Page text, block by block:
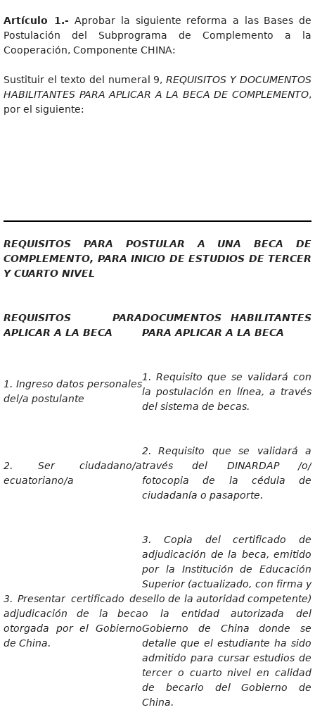
Artícul o 1.-Aprobar la siguiente reforma a las Bases de
Postulación del Subprograma de Complemento a la
Cooperación, Componente CHINA:
Sustituir el texto del numeral 9,REQUISITOS Y DOCUMENTOS
HABILITANTES PARA APLICAR A LA BECA DE COMPLEMENTO,
por el siguiente:
REQUISITOS PARA POSTULAR A UNA BECA DE
COMPLEMENTO, PARA INICIO DE ESTUDIOS DE TERCER
Y CUARTO NIVEL
REQUISITOS PARA
APLICAR A LA BECA
DOCUMENTOS HABILITANTES
PARA APLICAR A LA BECA
1. Ingreso datos personales
del/a postulante
1. Requisito que se validará con
la postulación en línea, a través
del sistema de becas.
2. Ser ciudadano/a
ecuatoriano/a
2. Requisito que se validará a
través del DINARDAP /o/
fotocopia de la cédula de
ciudadanía o pasaporte.
3. Presentar certificado de
adjudicación de la beca
otorgada por el Gobierno
de China.
3. Copia del certificado de
adjudicación de la beca, emitido
por la Institución de Educación
Superior (actualizado, con firma y
sello de la autoridad competente)
o la entidad autorizada del
Gobierno de China donde se
detalle que el estudiante ha sido
admitido para cursar estudios de
tercer o cuarto nivel en calidad
de becario del Gobierno de
China.